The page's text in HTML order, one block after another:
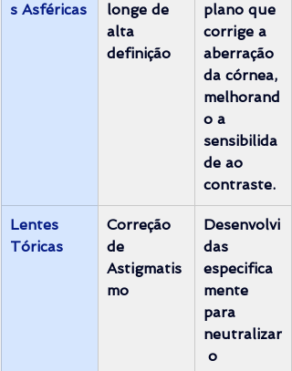
s Asféricas
longe de
alta
definição
plano que
corrige a
aberração
da córnea,
melhorand
o a
sensibilida
de ao
contraste.
Lentes
Tóricas
Correção
de
Astigmatis
mo
Desenvolvi
das
especifica
mente
para
neutralizar
o